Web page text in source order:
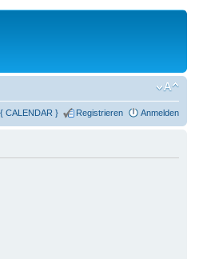
{ CALENDAR } Registrieren Anmelden